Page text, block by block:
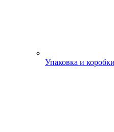
Упаковка и